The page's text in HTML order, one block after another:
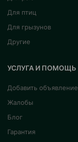
Для птиц
Для грызунов
Другие
УСЛУГА И ПОМОЩЬ
Добавить объявление
Жалобы
Блог
Гарантия